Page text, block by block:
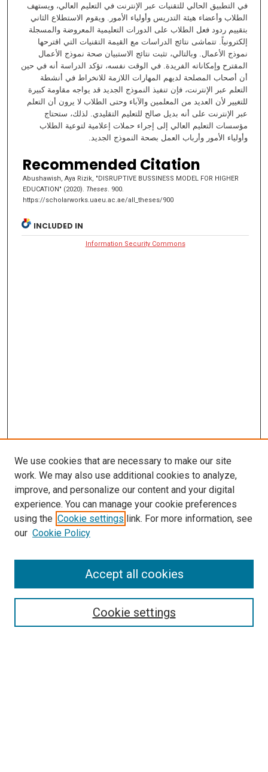
في التطبيق الحالي للتقنيات عبر الإنترنت في التعليم العالي، ويستهف
الطلاب وأعضاء هيئة التدريس وأولياء الأمور. ويقوم الاستطلاع الثاني
بتقييم ردود فعل الطلاب على الدورات التعليمية المعروضة والمسجلة
إلكترونياً. تتماشى نتائج الدراسات مع القيمة التقنيات التي اقترحها
نموذج الأعمال. وبالتالي، تثبت نتائج الاستبيان صحة نموذج الأعمال
المقترح وإمكاناته الفريدة. في الوقت نفسه، تؤكد الدراسة أنه في حين
أن أصحاب المصلحة لديهم المهارات اللازمة للانخراط في أنشطة
التعلم عبر الإنترنت، فإن تنفيذ النموذج الجديد قد يواجه مقاومة كبيرة
للتغيير لأن العديد من المعلمين والآباء وحتى الطلاب لا يرون أن التعلم
عبر الإنترنت على أنه بديل صالح للتعليم التقليدي. لذلك، ستحتاج
مؤسسات التعليم العالي إلى إجراء حملات إعلامية لتوعية الطلاب
وأولياء الأمور وأرباب العمل بصحة النموذج الجديد.
Recommended Citation
Abushawish, Aya Rizik, "DISRUPTIVE BUSSINESS MODEL FOR HIGHER
EDUCATION" (2020). Theses. 900.
https://scholarworks.uaeu.ac.ae/all_theses/900
INCLUDED IN
Information Security Commons
Enter search terms:
Select context to search:
We use cookies that are necessary to make our site
work. We may also use additional cookies to analyze,
improve, and personalize our content and your digital
experience. You can manage your cookie preferences
using the Cookie settings link. For more information, see
our Cookie Policy
Cookie settings
Accept all cookies